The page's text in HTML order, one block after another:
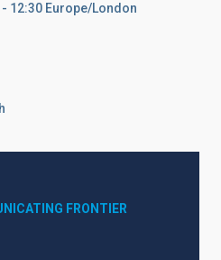
- 12:30 Europe/London
FRONTIER